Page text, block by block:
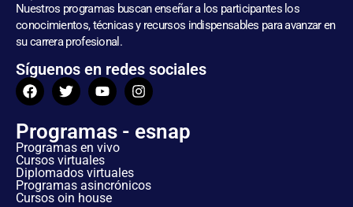
Nuestros programas buscan enseñar a los participantes los
conocimientos, técnicas y recursos indispensables para avanzar en
su carrera profesional.
Síguenos en redes sociales
Programas - esnap
Programas en vivo
Cursos virtuales
Diplomados virtuales
Programas asincrónicos
Cursos oin house